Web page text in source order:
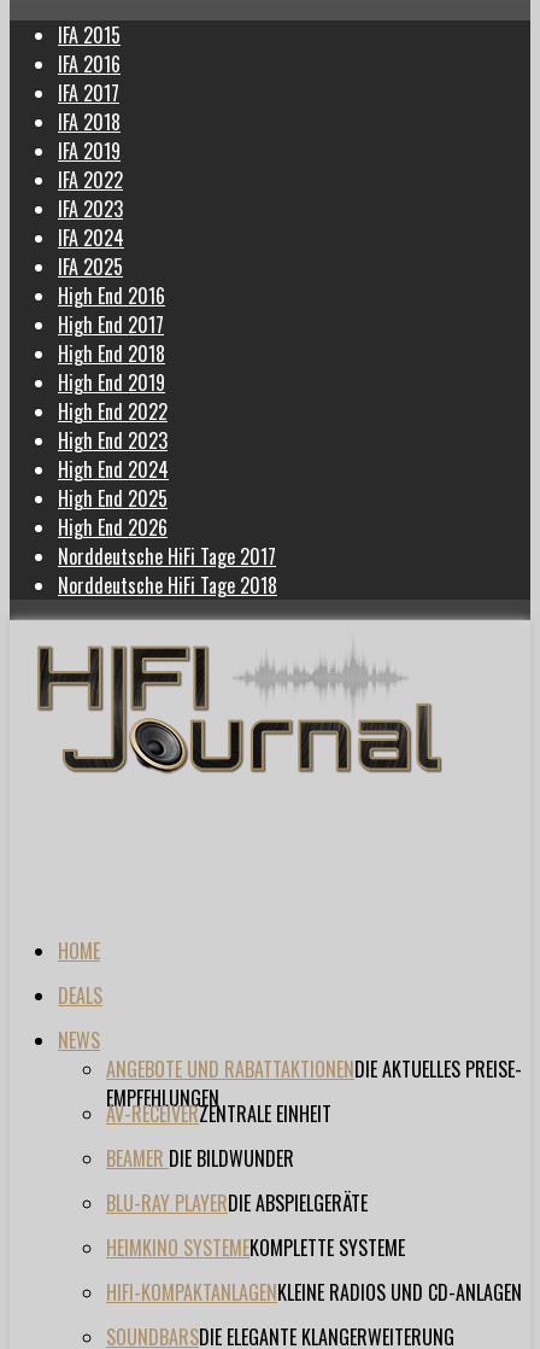
IFA 2015
IFA 2016
IFA 2017
IFA 2018
IFA 2019
IFA 2022
IFA 2023
IFA 2024
IFA 2025
High End 2016
High End 2017
High End 2018
High End 2019
High End 2022
High End 2023
High End 2024
High End 2025
High End 2026
Norddeutsche HiFi Tage 2017
Norddeutsche HiFi Tage 2018
HOME
DEALS
NEWS
ANGEBOTE UND RABATTAKTIONENDIE AKTUELLES PREISE-
EMPFEHLUNGEN
AV-RECEIVERZENTRALE EINHEIT
BEAMER DIE BILDWUNDER
BLU-RAY PLAYERDIE ABSPIELGERÄTE
HEIMKINO SYSTEMEKOMPLETTE SYSTEME
HIFI-KOMPAKTANLAGENKLEINE RADIOS UND CD-ANLAGEN
SOUNDBARSDIE ELEGANTE KLANGERWEITERUNG